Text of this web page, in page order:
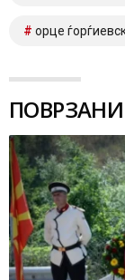
орце
ПОВРЗАНИ